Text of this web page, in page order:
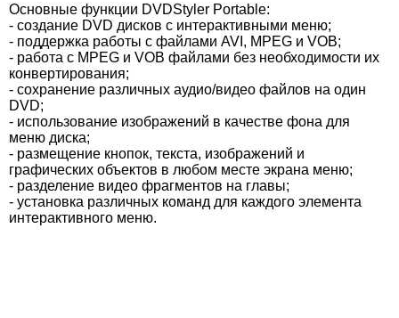
Основные функции DVDStyler Portable:
- создание DVD дисков с интерактивными меню;
- поддержка работы с файлами AVI, MPEG и VOB;
- работа с MPEG и VOB файлами без необходимости их
конвертирования;
- сохранение различных аудио/видео файлов на один
DVD;
- использование изображений в качестве фона для
меню диска;
- размещение кнопок, текста, изображений и
графических объектов в любом месте экрана меню;
- разделение видео фрагментов на главы;
- установка различных команд для каждого элемента
интерактивного меню.